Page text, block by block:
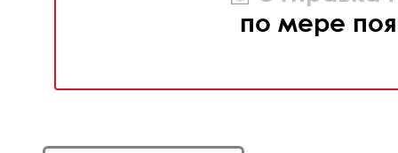
по мере